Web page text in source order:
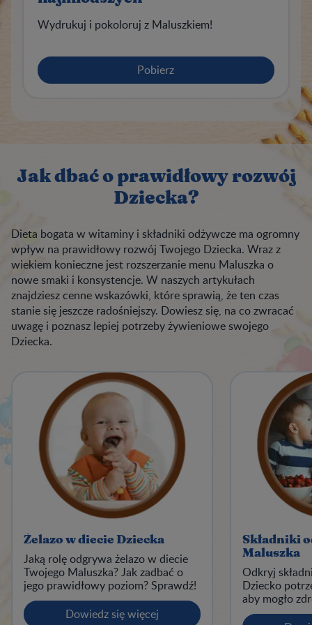
Wydrukuj i pokoloruj z Maluszkiem!
Pobierz
Jak dbać o prawidłowy rozwój
Dziecka?
Dieta bogata w witaminy i składniki odżywcze ma ogromny
wpływ na prawidłowy rozwój Twojego Dziecka. Wraz z
wiekiem konieczne jest rozszerzanie menu Maluszka o
nowe smaki i konsystencje. W naszych artykułach
znajdziesz cenne wskazówki, które sprawią, że ten czas
stanie się jeszcze radośniejszy. Dowiesz się, na co zwracać
uwagę i poznasz lepiej potrzeby żywieniowe swojego
Dziecka.
Żelazo w diecie Dziecka
Jaką rolę odgrywa żelazo w diecie
Twojego Maluszka? Jak zadbać o
jego prawidłowy poziom? Sprawdź!
Dowiedz się więcej
Składniki
Maluszka
Odkryj
Dziecko
aby mogło